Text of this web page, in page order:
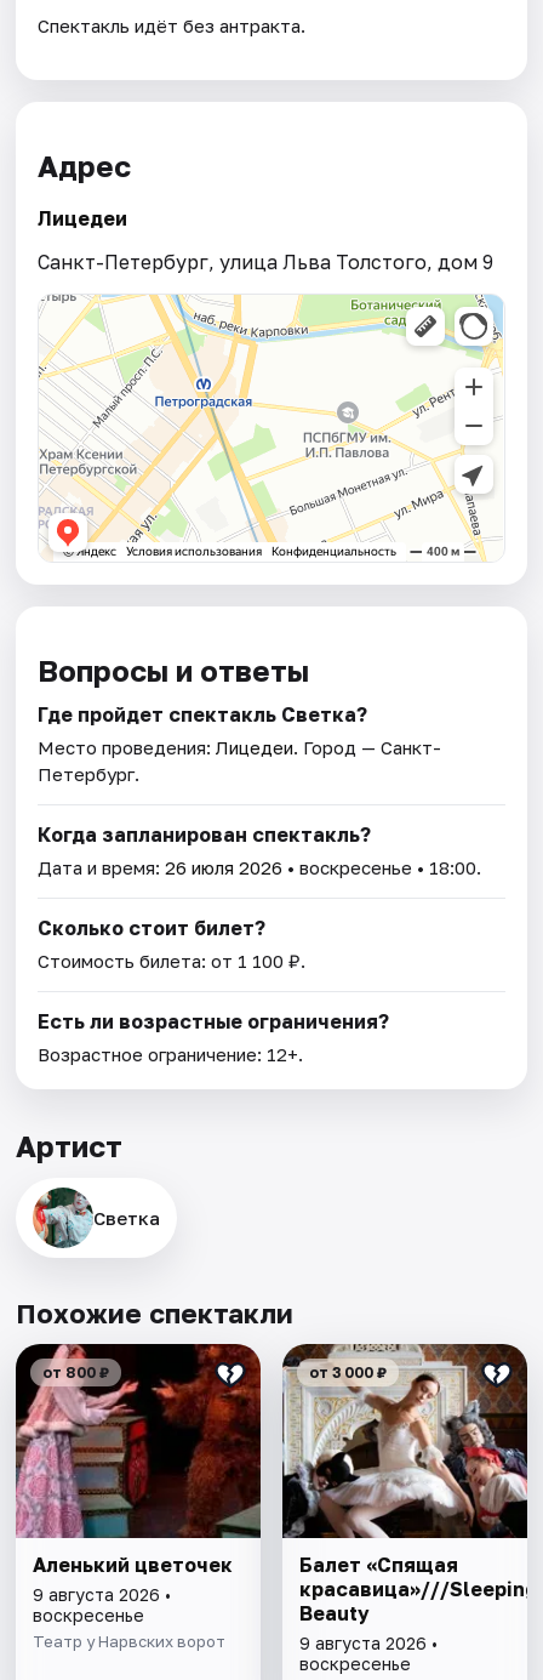
Спектакль идёт без антракта.
Адрес
Лицедеи
Санкт-Петербург, улица Льва Толстого, дом 9
Вопросы и ответы
Где пройдет спектакль Светка?
Место проведения:Лицедеи. Город — Санкт-
Петербург.
Когда запланирован спектакль?
Дата и время:26 июля 2026 • воскресенье • 18:00.
Сколько стоит билет?
Стоимость билета: от 1 100 ₽.
Есть ли возрастные ограничения?
Возрастное ограничение: 12+.
Артист
Светка
Похожие спектакли
от 800 ₽
Аленький цветочек
9 августа 2026 •
воскресенье
Театр у Нарвских ворот
от 3 000 ₽
Балет «Спящая
красавица»///Sleeping
Beauty
9 августа 2026 •
воскресенье